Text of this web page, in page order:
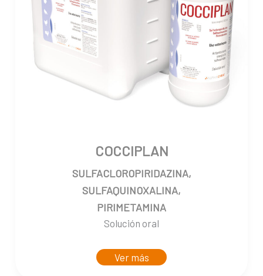
COCCIPLAN
SULFACLOROPIRIDAZINA,
SULFAQUINOXALINA,
PIRIMETAMINA
Solución oral
Ver más